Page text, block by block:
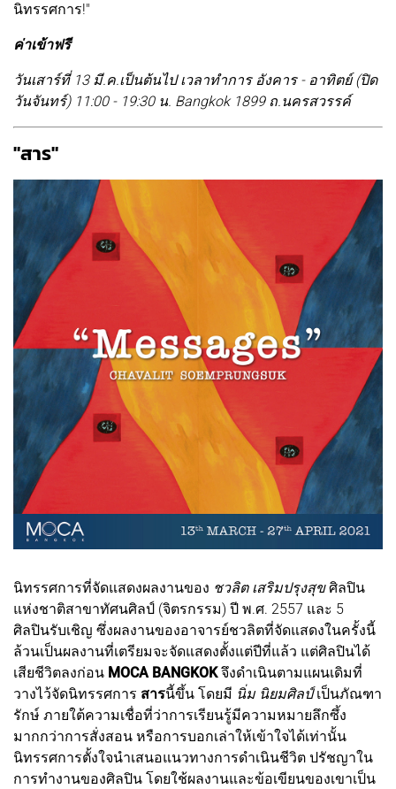
นิทรรศการ!"
ค่าเข้าฟรี
วันเสาร์ที่ 13 มี.ค.เป็นต้นไป เวลาทำการ อังคาร - อาทิตย์ (ปิด
วันจันทร์) 11:00 - 19:30 น. Bangkok 1899 ถ.นครสวรรค์
"สาร"
นิทรรศการที่จัดแสดงผลงานของ ชวลิต เสริมปรุงสุขศิลปิน
แห่งชาติสาขาทัศนศิลป์ (จิตรกรรม) ปี พ.ศ. 2557 และ 5
ศิลปินรับเชิญ ซึ่งผลงานของอาจารย์ชวลิตที่จัดแสดงในครั้งนี้
ล้วนเป็นผลงานที่เตรียมจะจัดแสดงตั้งแต่ปีที่แล้ว แต่ศิลปินได้
เสียชีวิตลงก่อน MOCA BANGKOKจึงดำเนินตามแผนเดิมที่
วางไว้จัดนิทรรศการ สารนี้ขึ้น โดยมี นิ่ม นิยมศิลป์เป็นภัณฑา
รักษ์ ภายใต้ความเชื่อที่ว่าการเรียนรู้มีความหมายลึกซึ้ง
มากกว่าการสั่งสอน หรือการบอกเล่าให้เข้าใจได้เท่านั้น
นิทรรศการตั้งใจนำเสนอแนวทางการดำเนินชีวิต ปรัชญาใน
การทำงานของศิลปิน โดยใช้ผลงานและข้อเขียนของเขาเป็น